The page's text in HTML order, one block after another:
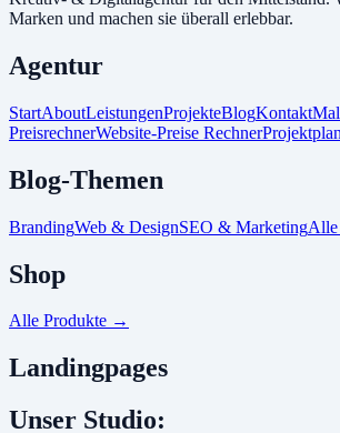
Marken und machen sie überall erlebbar.
Agentur
StartAboutLeistungenProjekteBlogKontakt
PreisrechnerWebsite-Preise Rechner
Blog-Themen
BrandingWeb & DesignSEO & Marketing
Shop
Alle Produkte →
Landingpages
Unser Studio: